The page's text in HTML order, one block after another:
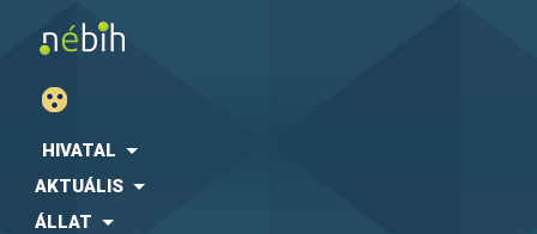
HIVATAL
AKTUÁLIS
ÁLLAT